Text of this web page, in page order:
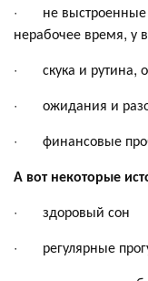
· не выстроенные
нерабочее время, у
· скука и рутина,
· ожидания и
· финансовые
А вот некоторые
· здоровый сон
· регулярные